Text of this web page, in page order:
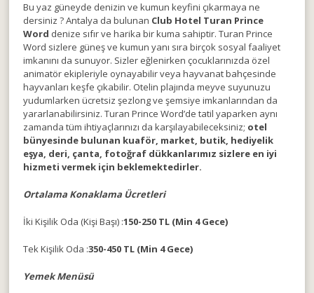
Bu yaz güneyde denizin ve kumun keyfini çıkarmaya ne
dersiniz ? Antalya da bulunan Club Hotel Turan Prince
Word denize sıfır ve harika bir kuma sahiptir. Turan Prince
Word sizlere güneş ve kumun yanı sıra birçok sosyal faaliyet
imkanını da sunuyor. Sizler eğlenirken çocuklarınızda özel
animatör ekipleriyle oynayabilir veya hayvanat bahçesinde
hayvanları keşfe çıkabilir. Otelin plajında meyve suyunuzu
yudumlarken ücretsiz şezlong ve şemsiye imkanlarından da
yararlanabilirsiniz. Turan Prince Word’de tatil yaparken aynı
zamanda tüm ihtiyaçlarınızı da karşılayabileceksiniz; otel
bünyesinde bulunan kuaför, market, butik, hediyelik
eşya, deri, çanta, fotoğraf dükkanlarımız sizlere en iyi
hizmeti vermek için beklemektedirler.
Ortalama Konaklama Ücretleri
İki Kişilik Oda (Kişi Başı) :150-250 TL (Min 4 Gece)
Tek Kişilik Oda :350-450 TL (Min 4 Gece)
Yemek Menüsü